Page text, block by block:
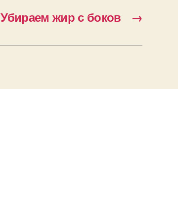
→
Убираем жир с боков